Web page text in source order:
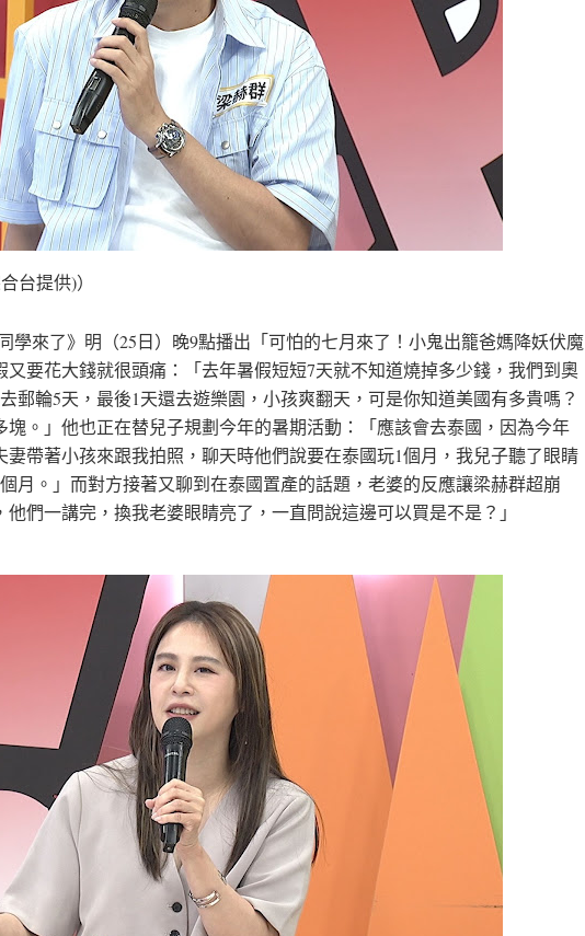
台提供)）
學來了》明（25日）晚9點播出「可怕的七月來了！小鬼出籠爸媽降妖伏魔
要花大錢就很頭痛：「去年暑假短短7天就不知道燒掉多少錢，我們到奧
郵輪5天，最後1天還去遊樂園，小孩爽翻天，可是你知道美國有多貴嗎？
塊。」他也正在替兒子規劃今年的暑期活動：「應該會去泰國，因為今年
帶著小孩來跟我拍照，聊天時他們說要在泰國玩1個月，我兒子聽了眼睛
月。」而對方接著又聊到在泰國置產的話題，老婆的反應讓梁赫群超崩
們一講完，換我老婆眼睛亮了，一直問說這邊可以買是不是？」